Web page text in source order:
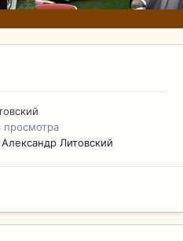
просмотра
Литовский